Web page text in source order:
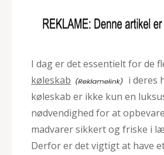
I dag er det essentielt for de
køleskab
i deres
køleskab er ikke kun en
nødvendighed for at
madvarer sikkert og friske i
Derfor er det vigtigt at have